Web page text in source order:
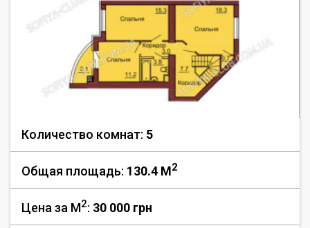
Количество комнат: 5
Общая площадь: 130.4 M2
Цена за М2: 30 000 грн